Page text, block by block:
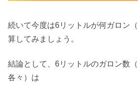
続いて今度は6リットルが何ガロン
算してみましょう。
結論として、6リットルのガロン数
各々）は